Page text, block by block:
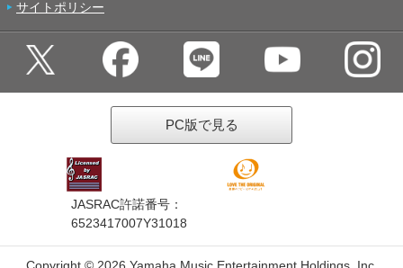
サイトポリシー
PC版で見る
JASRAC許諾番号：
6523417007Y31018